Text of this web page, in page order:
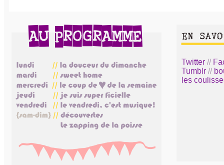
Twitter //
Tumblr //
les